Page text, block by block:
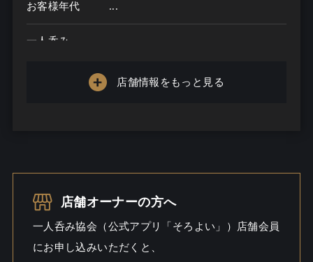
お客様年代 ...
一人呑み
一人呑み
店舗情報をもっと見る
店舗オーナーの方へ
一人呑み協会（公式アプリ「そろよい」）店舗会員
にお申し込みいただくと、